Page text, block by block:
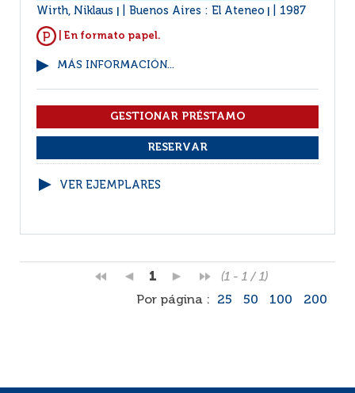
Wirth, Niklaus Buenos Aires : El Ateneo 1987
| En formato papel.
MÁS INFORMACIÓN...
VER EJEMPLARES
1
(1 - 1 / 1)
Por página :
25 50 100 200